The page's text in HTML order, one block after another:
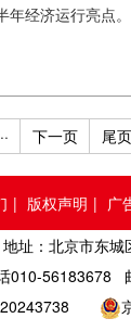
年经济运行亮点
下一页 尾页
| 版权声明 | 广
地址：北京市东
010-56183678